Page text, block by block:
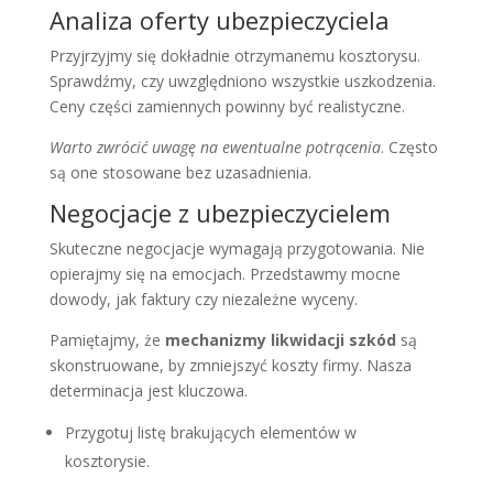
Analiza oferty ubezpieczyciela
Przyjrzyjmy się dokładnie otrzymanemu kosztorysu.
Sprawdźmy, czy uwzględniono wszystkie uszkodzenia.
Ceny części zamiennych powinny być realistyczne.
Warto zwrócić uwagę na ewentualne potrącenia. Często
są one stosowane bez uzasadnienia.
Negocjacje z ubezpieczycielem
Skuteczne negocjacje wymagają przygotowania. Nie
opierajmy się na emocjach. Przedstawmy mocne
dowody, jak faktury czy niezależne wyceny.
Pamiętajmy, że mechanizmy likwidacji szkód są
skonstruowane, by zmniejszyć koszty firmy. Nasza
determinacja jest kluczowa.
Przygotuj listę brakujących elementów w
kosztorysie.